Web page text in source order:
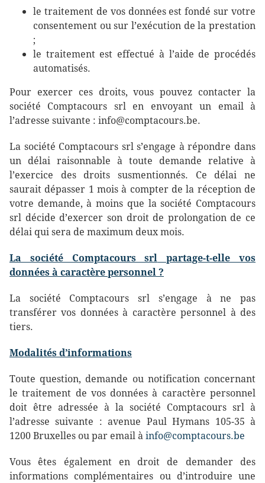
le traitement de vos données est fondé sur votre
consentement ou sur l’exécution de la prestation
;
le traitement est effectué à l’aide de procédés
automatisés.
Pour exercer ces droits, vous pouvez contacter la
société Comptacours srl en envoyant un email à
l’adresse suivante : info@comptacours.be.
La société Comptacours srl s’engage à répondre dans
un délai raisonnable à toute demande relative à
l’exercice des droits susmentionnés. Ce délai ne
saurait dépasser 1 mois à compter de la réception de
votre demande, à moins que la société Comptacours
srl décide d’exercer son droit de prolongation de ce
délai qui sera de maximum deux mois.
La société Comptacours srl partage-t-elle vos
données à caractère personnel ?
La société Comptacours srl s’engage à ne pas
transférer vos données à caractère personnel à des
tiers.
Modalités d’informations
Toute question, demande ou notification concernant
le traitement de vos données à caractère personnel
doit être adressée à la société Comptacours srl à
l’adresse suivante : avenue Paul Hymans 105-35 à
1200 Bruxelles ou par email àinfo@comptacours.be
Vous êtes également en droit de demander des
informations complémentaires ou d’introduire une